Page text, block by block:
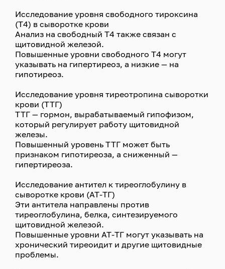
Исследование уровня свободного тироксина
(Т4) в сыворотке крови
Анализ на свободный Т4 также связан с
щитовидной железой.
Повышенные уровни свободного Т4 могут
указывать на гипертиреоз, а низкие — на
гипотиреоз.
Исследование уровня тиреотропина сыворотки
крови (ТТГ)
ТТГ — гормон, вырабатываемый гипофизом,
который регулирует работу щитовидной
железы.
Повышенный уровень ТТГ может быть
признаком гипотиреоза, а сниженный —
гипертиреоза.
Исследование антител к тиреоглобулину в
сыворотке крови (АТ-ТГ)
Эти антитела направлены против
тиреоглобулина, белка, синтезируемого
щитовидной железой.
Повышенные уровни АТ-ТГ могут указывать на
хронический тиреоидит и другие щитовидные
проблемы.